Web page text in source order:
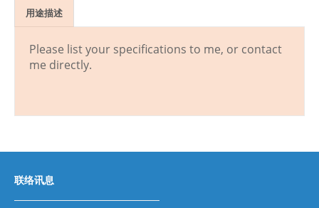
用途描述
Please list your specifications to me, or contact
me directly.
联络讯息